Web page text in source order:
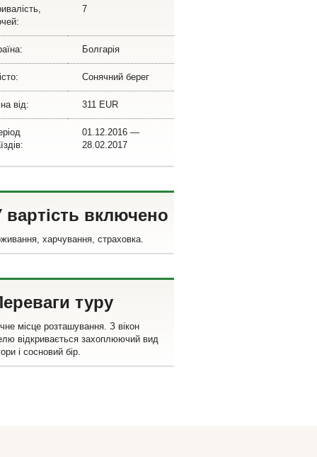
7
Болгарія
Сонячний берег
від: 311 EUR
01.12.2016 —
28.02.2017
вартість включено
харчування, страховка.
туру
місце розташування. З вікон
відкривається захоплюючий вид
і сосновий бір.